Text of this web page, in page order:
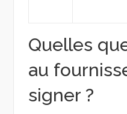
Quelles
au
signer ?